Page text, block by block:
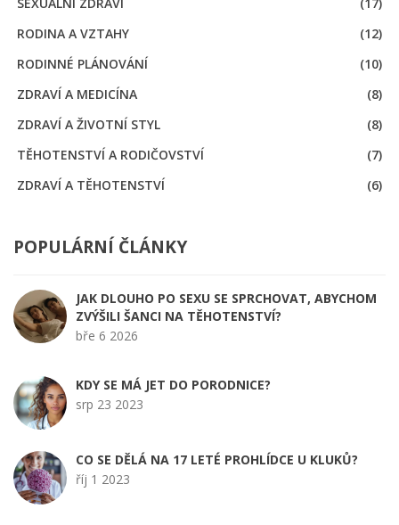
RODINA A VZTAHY
(12)
RODINNÉ PLÁNOVÁNÍ
(10)
ZDRAVÍ A MEDICÍNA
(8)
ZDRAVÍ A ŽIVOTNÍ STYL
(8)
TĚHOTENSTVÍ A RODIČOVSTVÍ
(7)
ZDRAVÍ A TĚHOTENSTVÍ
(6)
POPULÁRNÍ ČLÁNKY
JAK DLOUHO PO SEXU SE SPRCHOVAT, ABYCHOM
ZVÝŠILI ŠANCI NA TĚHOTENSTVÍ?
bře 6 2026
KDY SE MÁ JET DO PORODNICE?
srp 23 2023
CO SE DĚLÁ NA 17 LETÉ PROHLÍDCE U KLUKŮ?
říj 1 2023